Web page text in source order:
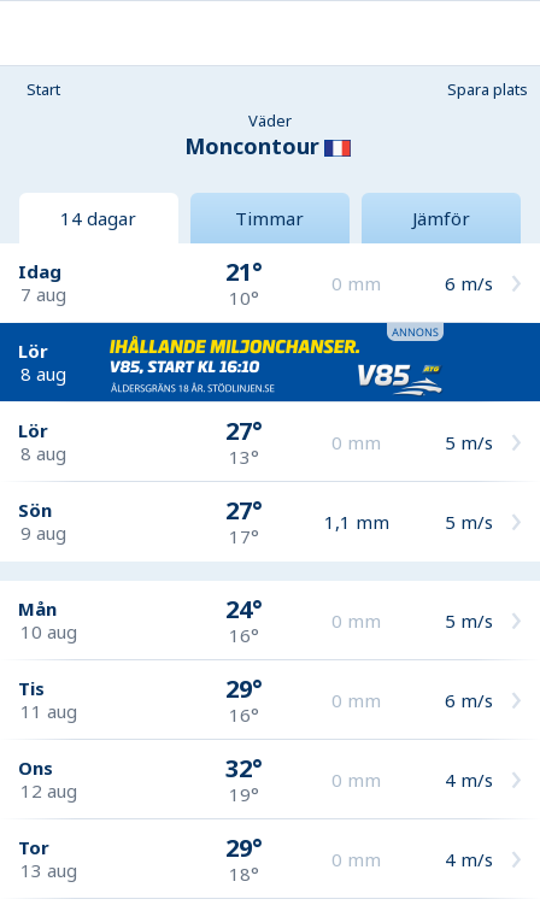
Start
Spara plats
Väder
Moncontour
14 dagar Timmar Jämför
Idag
7 aug
21°
10°
0 mm 6 m/s
Lör
8 aug
Lör
8 aug
27°
13°
0 mm 5 m/s
Sön
9 aug
27°
17°
1,1 mm 5 m/s
Mån
10 aug
24°
16°
0 mm 5 m/s
Tis
11 aug
29°
16°
0 mm 6 m/s
Ons
12 aug
32°
19°
0 mm 4 m/s
Tor
13 aug
29°
18°
0 mm 4 m/s